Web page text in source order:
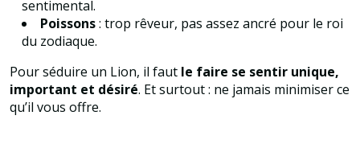
sentimental.
Poissons: trop rêveur, pas assez ancré pour le roi
du zodiaque.
Pour séduire un Lion, il faut le faire se sentir unique,
important et désiré. Et surtout : ne jamais minimiser ce
qu’il vous offre.